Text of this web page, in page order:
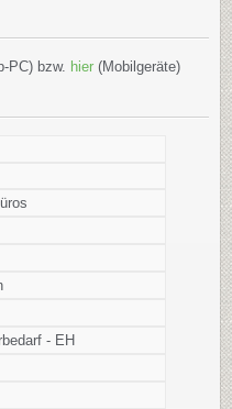
PC) bzw. hier (Mobilgeräte)
- EH